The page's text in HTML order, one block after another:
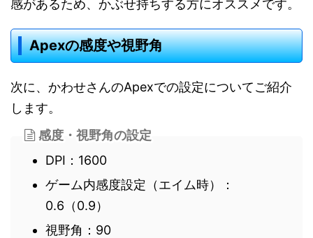
感があるため、かぶせ持ちする方にオススメです。
Apexの感度や視野角
次に、かわせさんのApexでの設定についてご紹介
します。
感度・視野角の設定
DPI：1600
ゲーム内感度設定（エイム時）：
0.6（0.9）
視野角：90